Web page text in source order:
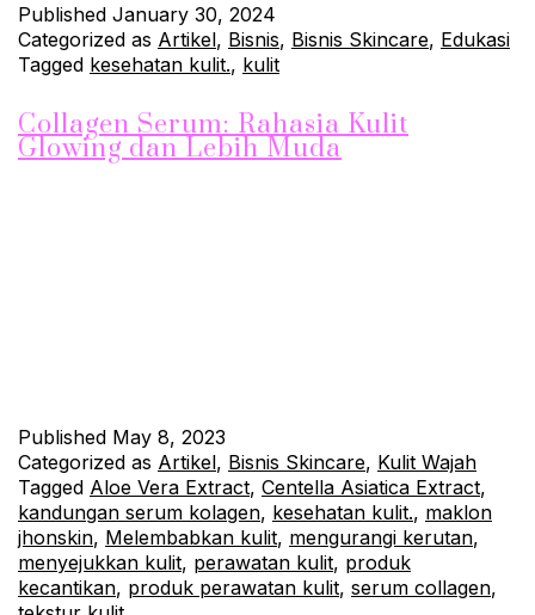
Published January 30, 2024
Categorized as Artikel, Bisnis, Bisnis Skincare, Edukasi
Tagged kesehatan kulit., kulit
Collagen Serum: Rahasia Kulit
Glowing dan Lebih Muda
Published May 8, 2023
Categorized as Artikel, Bisnis Skincare, Kulit Wajah
Tagged Aloe Vera Extract, Centella Asiatica Extract,
kandungan serum kolagen, kesehatan kulit., maklon
jhonskin, Melembabkan kulit, mengurangi kerutan,
menyejukkan kulit, perawatan kulit, produk
kecantikan, produk perawatan kulit, serum collagen,